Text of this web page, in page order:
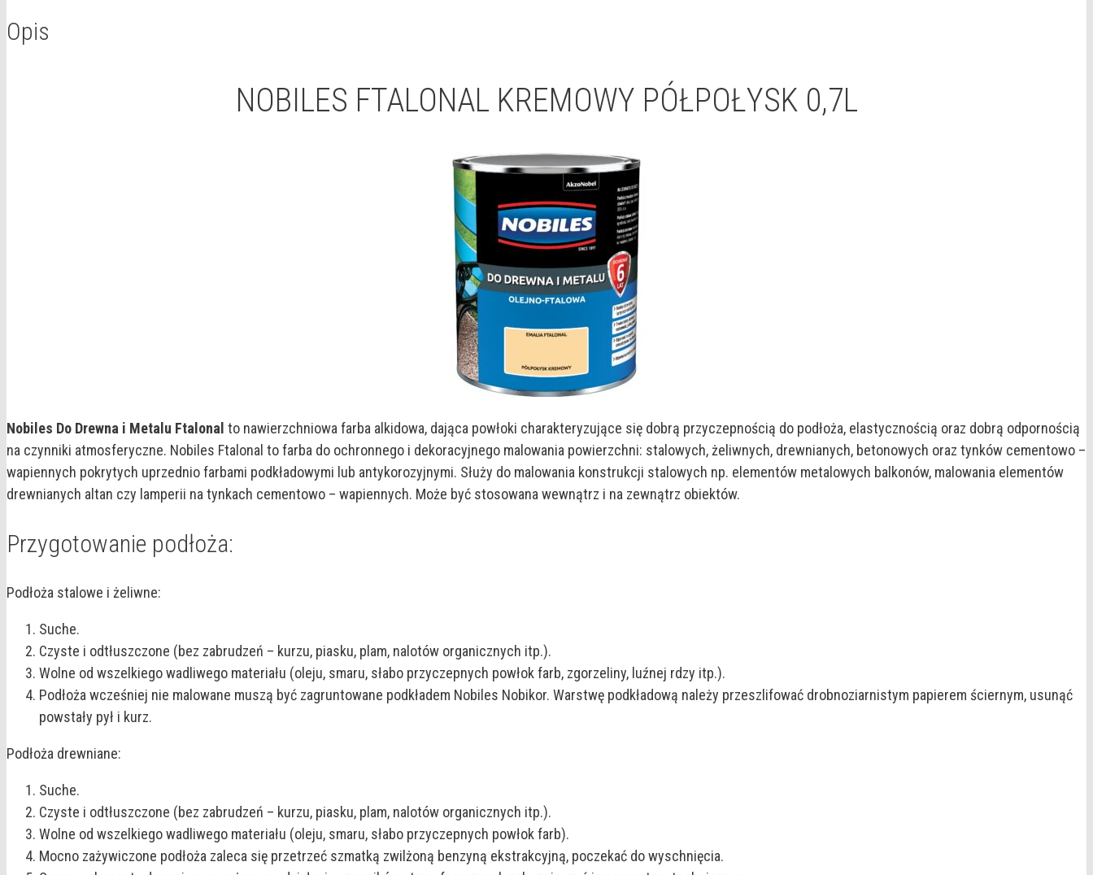
Opis
NOBILES FTALONAL KREMOWY PÓŁPOŁYSK 0,7L
Nobiles Do Drewna i Metalu Ftalonal to nawierzchniowa farba alkidowa, dająca powłoki charakteryzujące się dobrą przyczepnością do podłoża, elastycznością oraz dobrą odpornością
na czynniki atmosferyczne. Nobiles Ftalonal to farba do ochronnego i dekoracyjnego malowania powierzchni: stalowych, żeliwnych, drewnianych, betonowych oraz tynków cementowo –
wapiennych pokrytych uprzednio farbami podkładowymi lub antykorozyjnymi. Służy do malowania konstrukcji stalowych np. elementów metalowych balkonów, malowania elementów
drewnianych altan czy lamperii na tynkach cementowo – wapiennych. Może być stosowana wewnątrz i na zewnątrz obiektów.
Przygotowanie podłoża:
Podłoża stalowe i żeliwne:
Suche.
Czyste i odtłuszczone (bez zabrudzeń – kurzu, piasku, plam, nalotów organicznych itp.).
Wolne od wszelkiego wadliwego materiału (oleju, smaru, słabo przyczepnych powłok farb, zgorzeliny, luźnej rdzy itp.).
Podłoża wcześniej nie malowane muszą być zagruntowane podkładem Nobiles Nobikor. Warstwę podkładową należy przeszlifować drobnoziarnistym papierem ściernym, usunąć
powstały pył i kurz.
Podłoża drewniane:
Suche.
Czyste i odtłuszczone (bez zabrudzeń – kurzu, piasku, plam, nalotów organicznych itp.).
Wolne od wszelkiego wadliwego materiału (oleju, smaru, słabo przyczepnych powłok farb).
Mocno zażywiczone podłoża zaleca się przetrzeć szmatką zwilżoną benzyną ekstrakcyjną, poczekać do wyschnięcia.